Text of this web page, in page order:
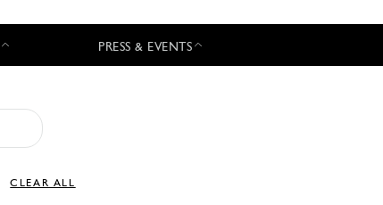
PRESS & EVENTS
CLEAR ALL